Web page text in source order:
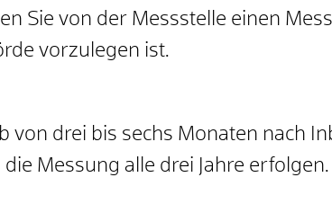
Sie von der Messstelle einen
vorzulegen ist.
von drei bis sechs Monaten nach
Messung alle drei Jahre erfolgen.